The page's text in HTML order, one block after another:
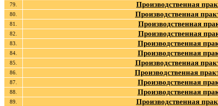
79. Производственная
80. Производственная
81. Производственная
82. Производственная
83. Производственная
84. Производственная
85. Производственная
86. Производственная
87. Производственная
88. Производственная
89. Производственная